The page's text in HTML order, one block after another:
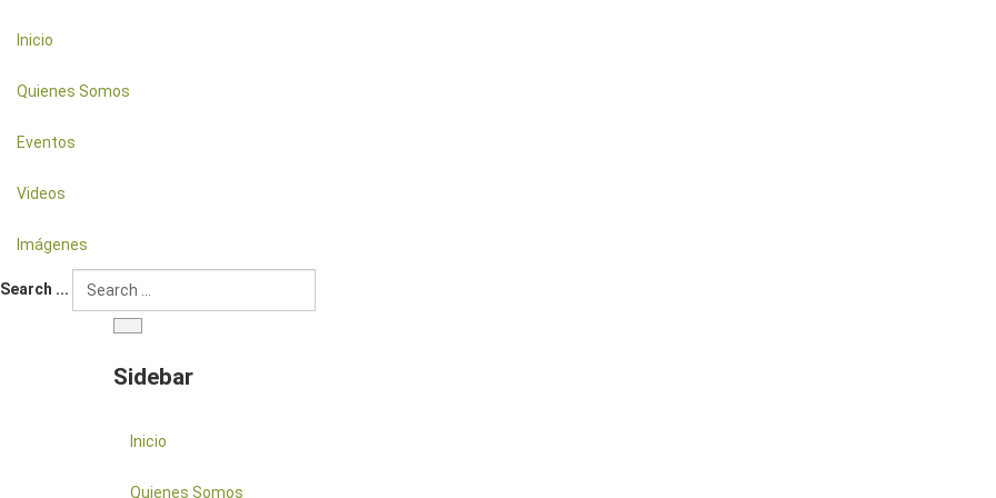
Inicio
Quienes Somos
Eventos
Videos
Imágenes
Search ...
Sidebar
Inicio
Quienes Somos